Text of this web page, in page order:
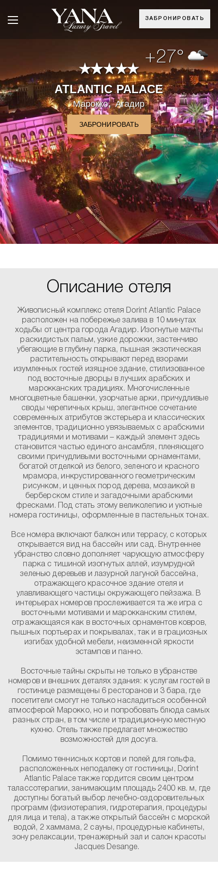
ЗАБРОНИРОВАТЬ
+27°
ATLANTIC PALACE
Марокко,Агадир
ЗАБРОНИРОВАТЬ
Описание отеля
Живописный комплекс отеля Dorint Atlantic Palace
расположен на побережье залива в 10 минутах
ходьбы от центра города Агадир. Изогнутые мачты
раскидистых пальм, узкие дорожки, застенчиво
убегающие в глубину парка, пышная экзотическая
растительность открывают перед взорами
изумленных гостей изящное здание, стилизованное
под восточные дворцы в лучших арабских и
марокканских традициях. Многочисленные
многоцветные башенки, узорчатые арки, причудливые
своды черепичных крыш, элегантное сочетание
современных атрибутов экстерьера и классических
элементов, традиционно увязываемых с арабскими
традициями и мотивами – каждый элемент здесь
становится частью единого ансамбля, пленяющего
своими причудливыми восточными орнаментами,
богатой отделкой из белого, зеленого и красного
мрамора, инкрустированного геометрическим
рисунком, и ценных пород дерева, мозаикой в
берберском стиле и загадочными арабскими
фресками. Под стать этому великолепию и уютные
номера гостиницы, оформленные в пастельных тонах.
Все номера включают балкон или террасу, с которых
открывается вид на бассейн или сад. Внутреннее
убранство словно дополняет чарующую атмосферу
парка с тишиной изогнутых аллей, изумрудной
зеленью деревьев и лазурной лагуной бассейна,
отражающего красочное здание отеля и
улавливающего частицы окружающего пейзажа. В
интерьерах номеров прослеживается та же игра с
восточными мотивами и марокканским стилем,
отражающаяся как в восточных орнаментов ковров,
пышных портьерах и покрывалах, так и в грациозных
изгибах удобной мебели, неизменной яркости
эстампов и панно.
Восточные тайны скрыты не только в убранстве
номеров и внешних деталях здания: к услугам гостей в
гостинице размещены 6 ресторанов и 3 бара, где
посетители смогут не только насладиться особенной
атмосферой Марокко, но и попробовать блюда самых
разных стран, в том числе и традиционную местную
кухню. Отель также предлагает множество
возможностей для досуга.
Помимо теннисных кортов и полей для гольфа,
расположенных неподалеку от гостиницы, Dorint
Atlantic Palace также гордится своим центром
талассотерапии, занимающим площадь 2400 кв. м, где
доступны богатый выбор лечебно-оздоровительных
программ (физиотерапия, гидротерапия, процедуры
для лица и тела), а также открытый бассейн с морской
водой, 2 хаммама, 2 сауны, процедурные кабинеты,
зону релаксации, тренажерный зал и салон красоты
Jacques Desange.